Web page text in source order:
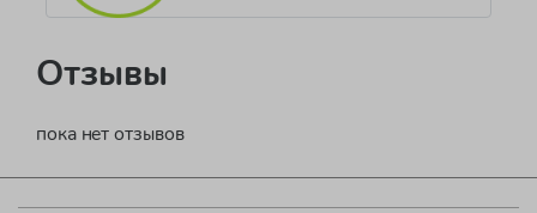
Отзывы
пока нет отзывов